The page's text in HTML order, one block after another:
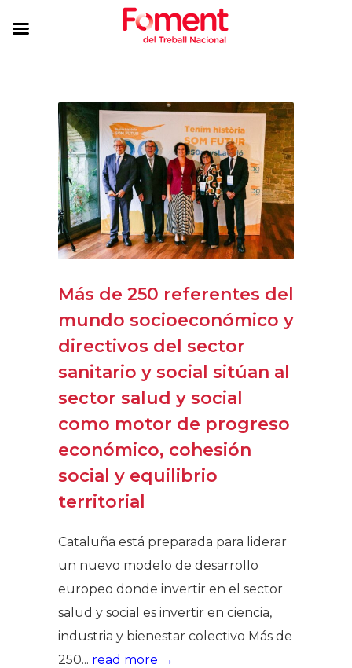
Más de 250 referentes del
mundo socioeconómico y
directivos del sector
sanitario y social sitúan al
sector salud y social
como motor de progreso
económico, cohesión
social y equilibrio
territorial
Cataluña está preparada para liderar
un nuevo modelo de desarrollo
europeo donde invertir en el sector
salud y social es invertir en ciencia,
industria y bienestar colectivo Más de
250... read more →